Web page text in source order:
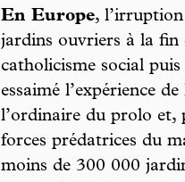
En Europe, l’irruption
jardins ouvriers à la fin
catholicisme social
essaimé l’expérience
l’ordinaire du prolo et,
forces prédatrices du
moins de 300 000